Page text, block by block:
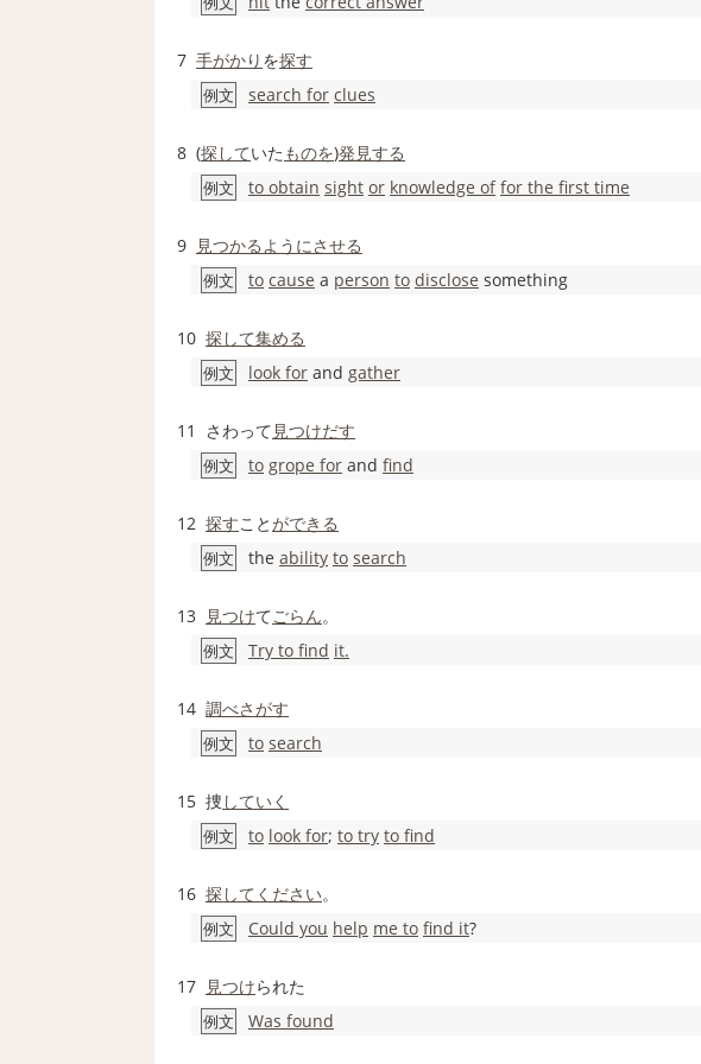
7 手がかり を探す
例文 search for clues
8 (探していた ものを)発見する
例文 to obtain sight or knowledge of for the first time
9 見つかる ように させる
例文 to cause a person to disclose something
10 探して集める
例文 look for and gather
11 さわって 見つけだす
例文 to grope for and find
12 探すことができる
例文 the ability to search
13 見つけてごらん。
例文 Try to find it.
14 調べさがす
例文 to search
15 捜 していく
例文 to look for; to try to find
16 探して ください。
例文 Could you help me to find it?
17 見つけられた
例文 Was found